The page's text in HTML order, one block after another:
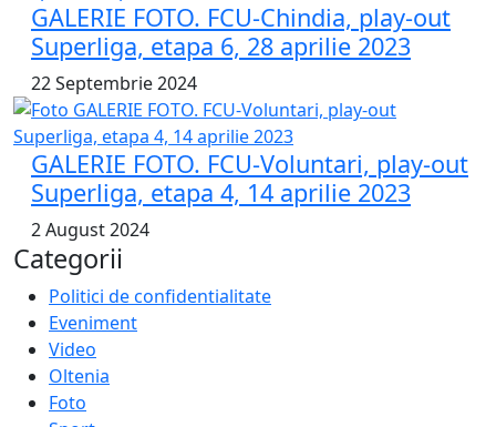
GALERIE FOTO. FCU-Chindia, play-out
Superliga, etapa 6, 28 aprilie 2023
22 Septembrie 2024
GALERIE FOTO. FCU-Voluntari, play-out
Superliga, etapa 4, 14 aprilie 2023
2 August 2024
Categorii
Politici de confidentialitate
Eveniment
Video
Oltenia
Foto